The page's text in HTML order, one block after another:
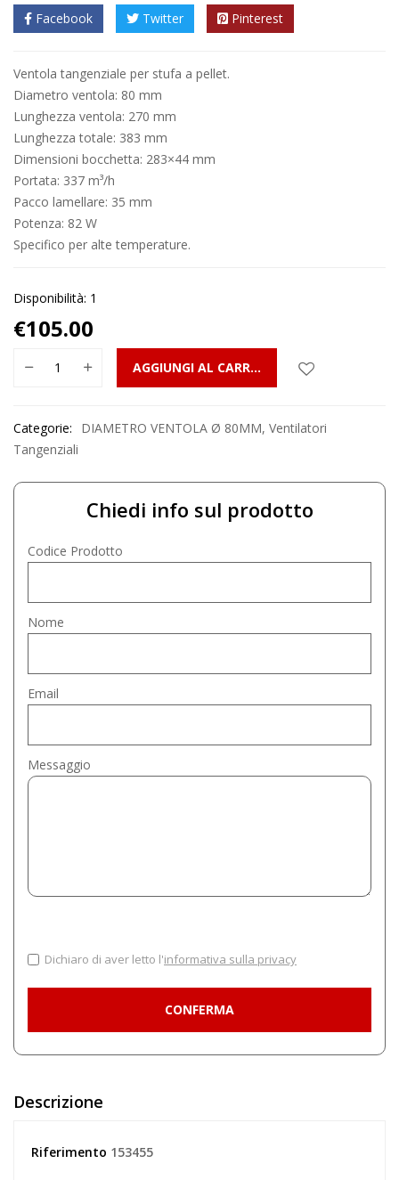
Facebook Twitter Pinterest
Ventola tangenziale per stufa a pellet.
Diametro ventola: 80 mm
Lunghezza ventola: 270 mm
Lunghezza totale: 383 mm
Dimensioni bocchetta: 283×44 mm
Portata: 337 m³/h
Pacco lamellare: 35 mm
Potenza: 82 W
Specifico per alte temperature.
Disponibilità: 1
€105.00
AGGIUNGI AL CARRELLO
Categorie: DIAMETRO VENTOLA Ø 80MM, Ventilatori
Tangenziali
Chiedi info sul prodotto
Codice Prodotto
Nome
Email
Messaggio
Dichiaro di aver letto l'informativa sulla privacy
Descrizione
Riferimento 153455